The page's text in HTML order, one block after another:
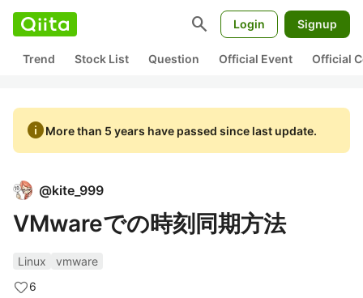
search Login Signup
Trend Stock List Question Official Event Official
infoMore than 5 years have passed since last update.
@kite_999
VMwareでの時刻同期方法
Linux
vmware
6